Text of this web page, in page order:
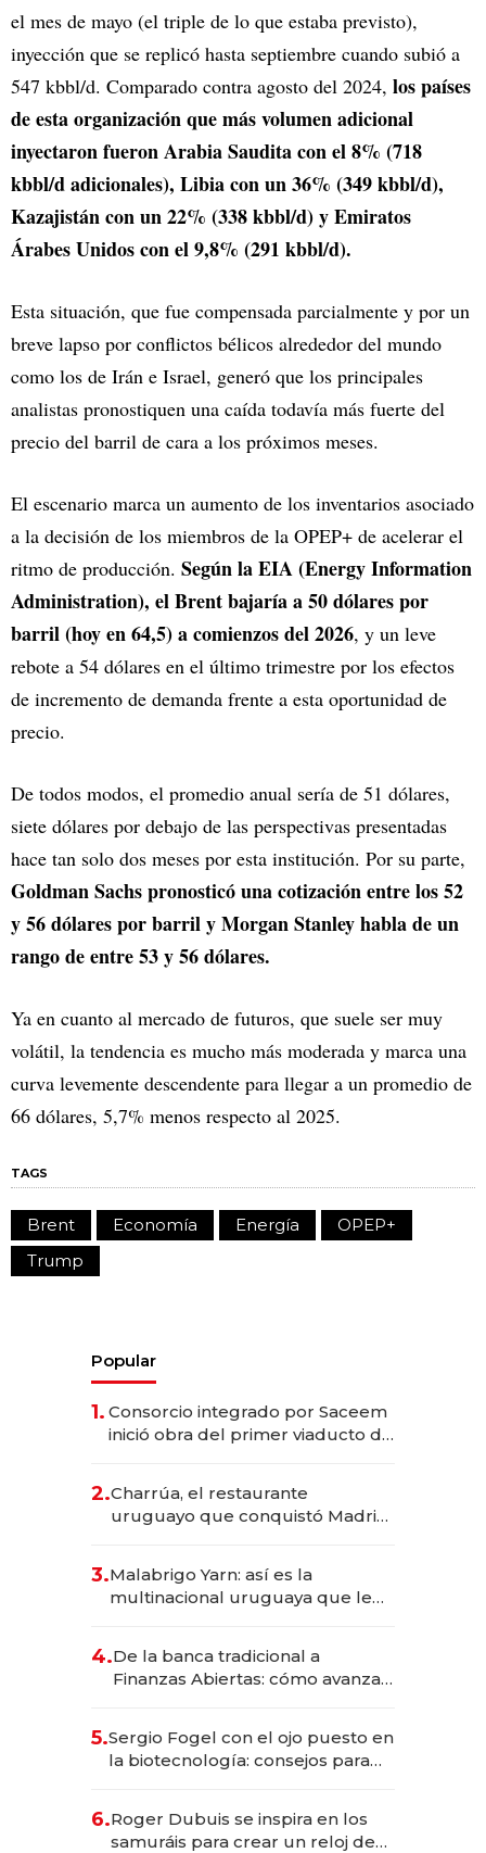
el mes de mayo (el triple de lo que estaba previsto),
inyección que se replicó hasta septiembre cuando subió a
547 kbbl/d. Comparado contra agosto del 2024, los países
de esta organización que más volumen adicional
inyectaron fueron Arabia Saudita con el 8% (718
kbbl/d adicionales), Libia con un 36% (349 kbbl/d),
Kazajistán con un 22% (338 kbbl/d) y Emiratos
Árabes Unidos con el 9,8% (291 kbbl/d).
Esta situación, que fue compensada parcialmente y por un
breve lapso por conflictos bélicos alrededor del mundo
como los de Irán e Israel, generó que los principales
analistas pronostiquen una caída todavía más fuerte del
precio del barril de cara a los próximos meses.
El escenario marca un aumento de los inventarios asociado
a la decisión de los miembros de la OPEP+ de acelerar el
ritmo de producción. Según la EIA (Energy Information
Administration), el Brent bajaría a 50 dólares por
barril (hoy en 64,5) a comienzos del 2026, y un leve
rebote a 54 dólares en el último trimestre por los efectos
de incremento de demanda frente a esta oportunidad de
precio.
De todos modos, el promedio anual sería de 51 dólares,
siete dólares por debajo de las perspectivas presentadas
hace tan solo dos meses por esta institución. Por su parte,
Goldman Sachs pronosticó una cotización entre los 52
y 56 dólares por barril y Morgan Stanley habla de un
rango de entre 53 y 56 dólares.
Ya en cuanto al mercado de futuros, que suele ser muy
volátil, la tendencia es mucho más moderada y marca una
curva levemente descendente para llegar a un promedio de
66 dólares, 5,7% menos respecto al 2025.
TAGS
Brent Economía Energía
OPEP+
Trump
Popular
1. Consorcio integrado por Saceem
inició obra del primer viaducto de
millones
2.Charrúa, el restaurante
uruguayo que conquistó Madrid:
anticipación y prepara apertura
3.Malabrigo Yarn: así es la
multinacional uruguaya que le
4.De la banca tradicional a
Finanzas Abiertas: cómo avanza
5.Sergio Fogel con el ojo puesto en
la biotecnología: consejos para
6.Roger Dubuis se inspira en los
samuráis para crear un reloj de